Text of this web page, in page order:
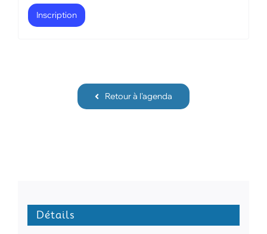
Inscription
Retour à l'agenda
Détails